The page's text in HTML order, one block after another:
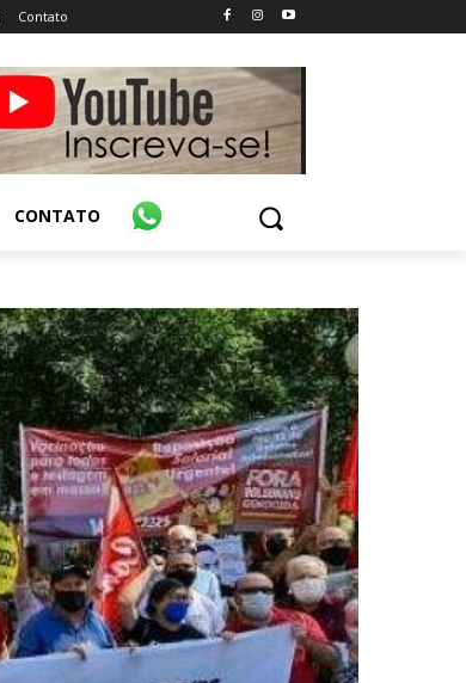
Contato
CONTATO